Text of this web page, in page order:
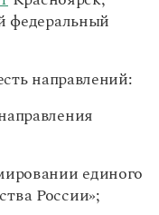
пунктуации
федеральный
направлений:
единого
России»;